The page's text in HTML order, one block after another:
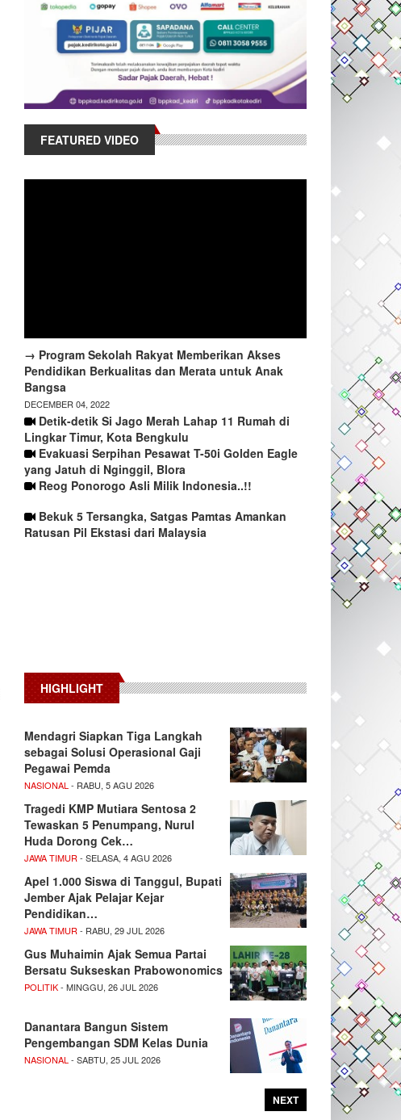
FEATURED VIDEO
→ Program Sekolah Rakyat Memberikan Akses
Pendidikan Berkualitas dan Merata untuk Anak
Bangsa
DECEMBER 04, 2022
Detik-detik Si Jago Merah Lahap 11 Rumah di
Lingkar Timur, Kota Bengkulu
Evakuasi Serpihan Pesawat T-50i Golden Eagle
yang Jatuh di Nginggil, Blora
Reog Ponorogo Asli Milik Indonesia..!!
Bekuk 5 Tersangka, Satgas Pamtas Amankan
Ratusan Pil Ekstasi dari Malaysia
HIGHLIGHT
Mendagri Siapkan Tiga Langkah
sebagai Solusi Operasional Gaji
Pegawai Pemda
NASIONAL - RABU, 5 AGU 2026
Tragedi KMP Mutiara Sentosa 2
Tewaskan 5 Penumpang, Nurul
Huda Dorong Cek…
JAWA TIMUR - SELASA, 4 AGU 2026
Apel 1.000 Siswa di Tanggul, Bupati
Jember Ajak Pelajar Kejar
Pendidikan…
JAWA TIMUR - RABU, 29 JUL 2026
Gus Muhaimin Ajak Semua Partai
Bersatu Sukseskan Prabowonomics
POLITIK- MINGGU, 26 JUL 2026
Danantara Bangun Sistem
Pengembangan SDM Kelas Dunia
NASIONAL - SABTU, 25 JUL 2026
NEXT